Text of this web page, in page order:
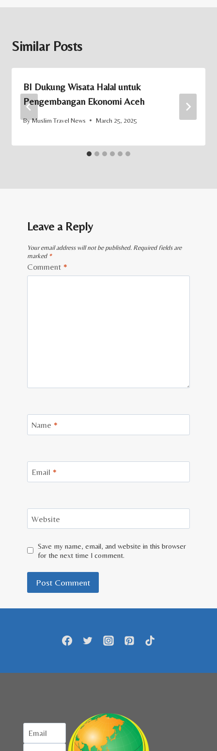
Similar Posts
BI Dukung Wisata Halal untuk
Pengembangan Ekonomi Aceh
ByMuslim Travel News March 25, 2025
Leave a Reply
Your email address will not be published. Required fields are
marked *
Comment *
Name *
Email *
Website
Save my name, email, and website in this browser
for the next time I comment.